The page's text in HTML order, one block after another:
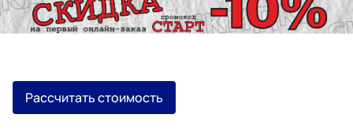
Рассчитать стоимость